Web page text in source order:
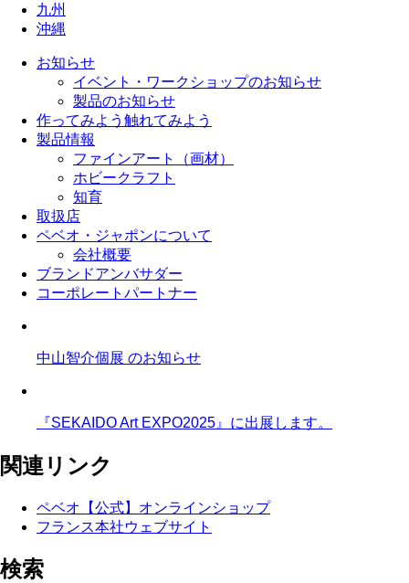
九州
沖縄
お知らせ
イベント・ワークショップのお知らせ
製品のお知らせ
作ってみよう 触れてみよう
製品情報
ファインアート（画材）
ホビークラフト
知育
取扱店
ペベオ・ジャポンについて
会社概要
ブランドアンバサダー
コーポレートパートナー
中山智介個展 のお知らせ
『SEKAIDO Art EXPO2025』に出展します。
関連リンク
ペベオ【公式】オンラインショップ
フランス本社ウェブサイト
検索